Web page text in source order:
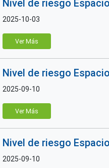
Nivel de riesgo
2025-10-03
Ver Más
Nivel de riesgo
2025-09-10
Ver Más
Nivel de riesgo
2025-09-10